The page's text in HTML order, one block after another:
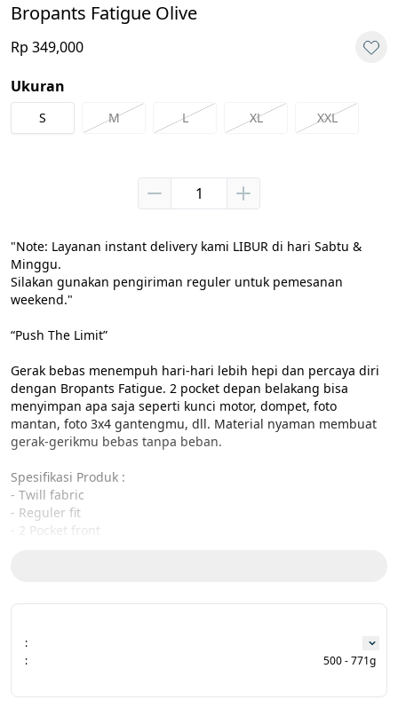
Bropants Fatigue Olive
Rp 349,000
Ukuran
S M L XL XXL
"Note: Layanan instant delivery kami LIBUR di hari Sabtu &
Minggu.
Silakan gunakan pengiriman reguler untuk pemesanan
weekend."
“Push The Limit”
Gerak bebas menempuh hari-hari lebih hepi dan percaya diri
dengan Bropants Fatigue. 2 pocket depan belakang bisa
menyimpan apa saja seperti kunci motor, dompet, foto
mantan, foto 3x4 gantengmu, dll. Material nyaman membuat
gerak-gerikmu bebas tanpa beban.
Spesifikasi Produk :
- Twill fabric
- Reguler fit
- 2 Pocket front
- Adjuster strap button on waist
Size Charts:
S : 71 cm | 98 cm
:
:
500 - 771g